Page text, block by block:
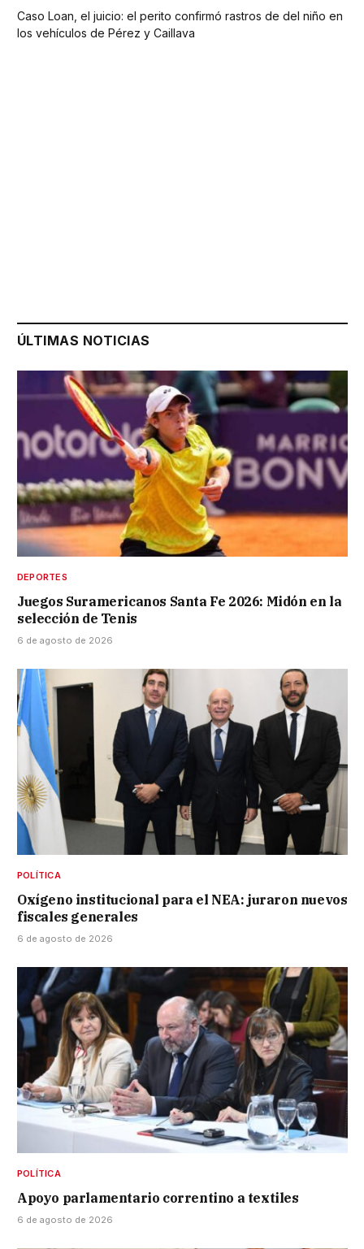
Caso Loan, el juicio: el perito confirmó rastros de del niño en
los vehículos de Pérez y Caillava
ÚLTIMAS NOTICIAS
DEPORTES
Juegos Suramericanos Santa Fe 2026: Midón en la
selección de Tenis
6 de agosto de 2026
POLÍTICA
Oxígeno institucional para el NEA: juraron nuevos
fiscales generales
6 de agosto de 2026
POLÍTICA
Apoyo parlamentario correntino a textiles
6 de agosto de 2026